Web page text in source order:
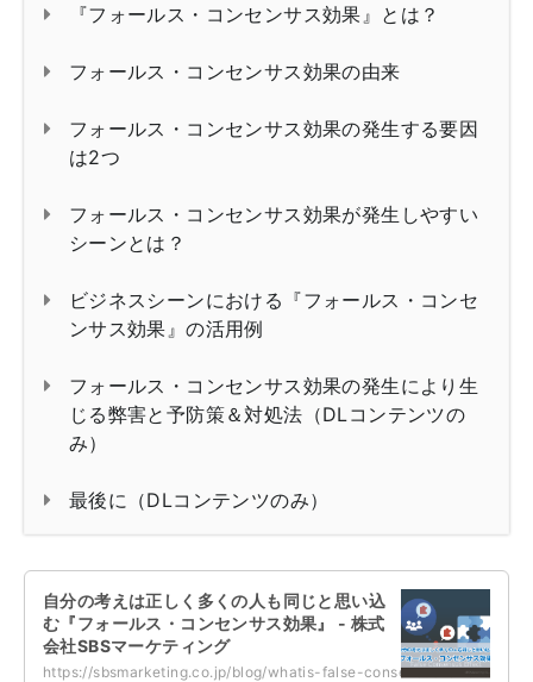
『フォールス・コンセンサス効果』とは？
フォールス・コンセンサス効果の由来
フォールス・コンセンサス効果の発生する要因
は2つ
フォールス・コンセンサス効果が発生しやすい
シーンとは？
ビジネスシーンにおける『フォールス・コンセ
ンサス効果』の活用例
フォールス・コンセンサス効果の発生により生
じる弊害と予防策＆対処法（DLコンテンツの
み）
最後に（DLコンテンツのみ）
自分の考えは正しく多くの人も同じと思い込
む『フォールス・コンセンサス効果』 - 株式
会社SBSマーケティング
https://sbsmarketing.co.jp/blog/whatis-false-consensus-effect-2023-04/